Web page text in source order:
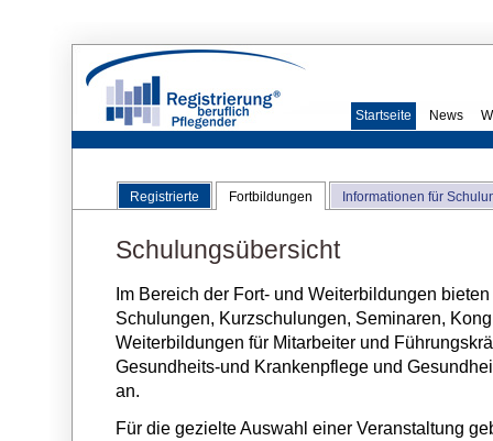
Startseite News
Registrierte Fortbildungen Informationen für
Schulungsübersicht
Im Bereich der Fort- und Weiterbildungen
Schulungen, Kurzschulungen, Seminaren,
Weiterbildungen für Mitarbeiter und
Gesundheits-und Krankenpflege und
an.
Für die gezielte Auswahl einer Veranstaltung